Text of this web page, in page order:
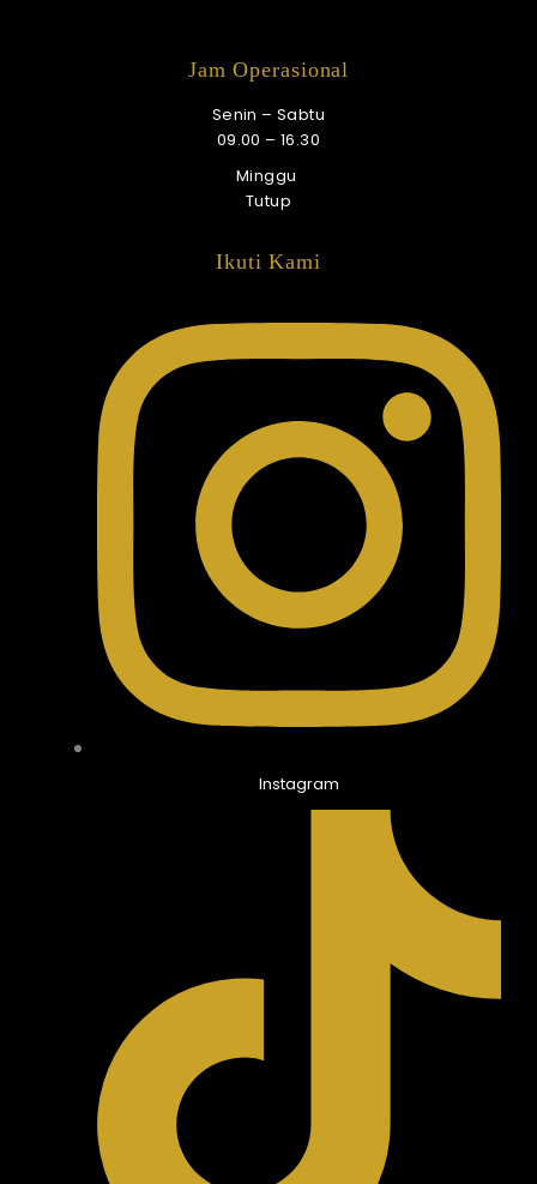
Jam Operasional
Senin – Sabtu
09.00 – 16.30
Minggu
Tutup
Ikuti Kami
Instagram